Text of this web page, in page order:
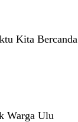
Kita Bercanda
Warga Ulu